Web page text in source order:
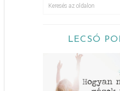
LECSÓ